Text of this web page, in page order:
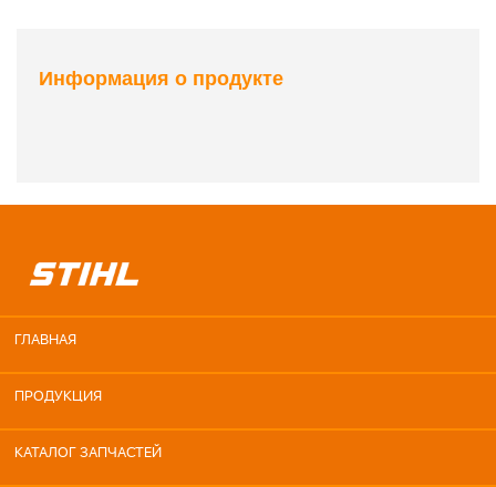
Информация о продукте
ГЛАВНАЯ
ПРОДУКЦИЯ
КАТАЛОГ ЗАПЧАСТЕЙ